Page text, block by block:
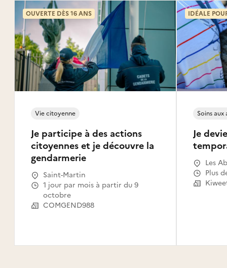
Je participe à des actions
citoyennes et je découvre la
gendarmerie
Vie citoyenne
Saint-Martin
1 jour par mois à partir du 9
octobre
COMGEND988
OUVERTE DÈS 16 ANS
Je
Soins aux
Les
Le
Plus
IDÉALE